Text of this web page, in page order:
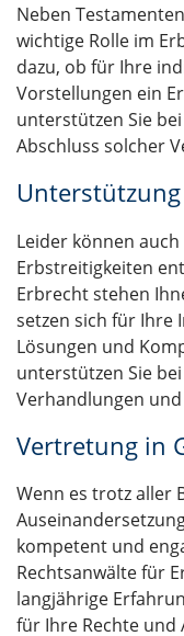
Neben
wichtige Rolle im
dazu, ob für Ihre
Vorstellungen ein
unterstützen Sie
Abschluss solcher
Leider können
Erbstreitigkeiten
Erbrecht stehen
setzen sich für Ihre
Lösungen und
unterstützen Sie
Verhandlungen
Vertretung in
Wenn es trotz aller
kompetent und
Rechtsanwälte für
langjährige
für Ihre Rechte und